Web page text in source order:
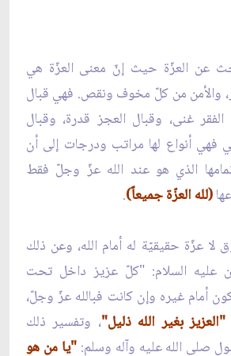
عن العزّة حيث إنّ معنى العزّة هي
والأمن من كلّ مخوف ونقص. فهي قبال
غنى، وقبال العجز قدرة، وقبال
فهي أنواع لها مراتب ودرجات إلى أن
الذي هو عند الله عزّ وجلّ فقط
(لله العزّة جميعاً).
لا عزّة حقيقيّة له أمام الله، وعن ذلك
عليه السلام: "كلّ عزيز داخل تحت
أمام غيره وإن كانت فبالله عزّ وجلّ،
"العزيز بغير الله ذليل"، وتفسير ذلك
صلى الله عليه وآله وسلم:"يا من هو